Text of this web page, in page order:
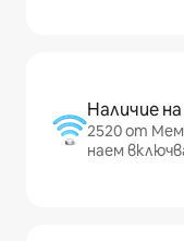
Наличие
2520 от
наем